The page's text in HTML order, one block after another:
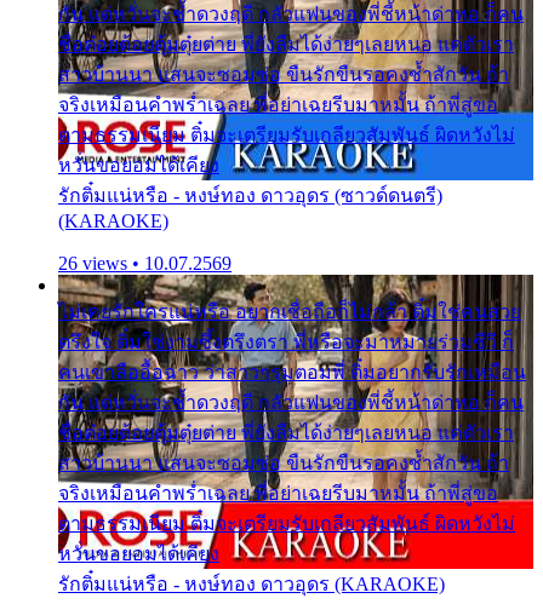
กัน แต่หวั่นจะช้ำดวงฤดี กลัวแฟนของพี่ชี้หน้าด่าทอ ก็คน
ชื่อต๋อยต้อยตุ้มตุ๋ยต่าย พี่ยังลืมได้ง่ายๆเลยหนอ แค่ตัวเรา
สาวบ้านนา แสนจะซอมซ่อ ขืนรักขืนรอคงช้ำสักวัน ถ้า
จริงเหมือนคำพร่ำเฉลย พี่อย่าเฉยรีบมาหมั้น ถ้าพี่สู่ขอ
ตามธรรมเนียม ติ๋มจะเตรียมรับเกลียวสัมพันธ์ ผิดหวังไม่
หวั่นขอยอมได้เคียง
รักติ๋มแน่หรือ - หงษ์ทอง ดาวอุดร (ซาวด์ดนตรี)
(KARAOKE)
26 views • 10.07.2569
ไม่เคยรักใครแน่หรือ อยากเชื่อถือก็ไม่กล้า ติ๋มใช่คนสวย
ตรึงใจ ติ๋มใช่งามซึ้งตรึงตรา พี่หรือจะมาหมายร่วมชีวี ก็
คนเขาลืออื้อฉาว ว่าสาวๆรุมตอมพี่ ติ๋มอยากรับรักเหมือน
กัน แต่หวั่นจะช้ำดวงฤดี กลัวแฟนของพี่ชี้หน้าด่าทอ ก็คน
ชื่อต๋อยต้อยตุ้มตุ๋ยต่าย พี่ยังลืมได้ง่ายๆเลยหนอ แค่ตัวเรา
สาวบ้านนา แสนจะซอมซ่อ ขืนรักขืนรอคงช้ำสักวัน ถ้า
จริงเหมือนคำพร่ำเฉลย พี่อย่าเฉยรีบมาหมั้น ถ้าพี่สู่ขอ
ตามธรรมเนียม ติ๋มจะเตรียมรับเกลียวสัมพันธ์ ผิดหวังไม่
หวั่นขอยอมได้เคียง
รักติ๋มแน่หรือ - หงษ์ทอง ดาวอุดร (KARAOKE)